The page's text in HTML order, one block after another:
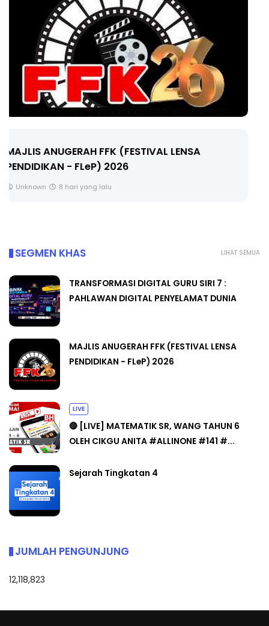
🔴 [LIVE] MATEMATIK SR, WANG TAHUN 6 OLEH
CIKGU ANITA #ALLINONE #141 #...
LIHAT SEMUA
SEGMEN KHAS
TRANSFORMASI DIGITAL GURU SIRI 7 :
PAHLAWAN DIGITAL PENYELAMAT DUNIA
MAJLIS ANUGERAH FFK (FESTIVAL LENSA
PENDIDIKAN - FLeP) 2026
LIVE
🔴 [LIVE] MATEMATIK SR, WANG TAHUN 6
OLEH CIKGU ANITA #ALLINONE #141 #...
Sejarah Tingkatan 4
JUMLAH PENGUNJUNG
12,118,823